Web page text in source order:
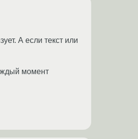
А если текст или
момент